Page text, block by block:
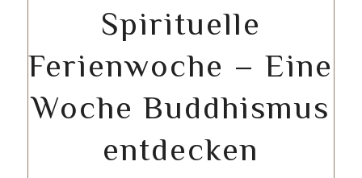
Spirituelle
Ferienwoche – Eine
Woche Buddhismus
entdecken